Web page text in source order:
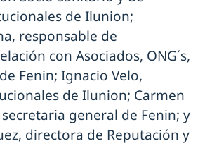
de Ilunion;
responsable de
con Asociados, ONG´s,
Fenin; Ignacio Velo,
de Ilunion; Carmen
general de Fenin; y
directora de Reputación y